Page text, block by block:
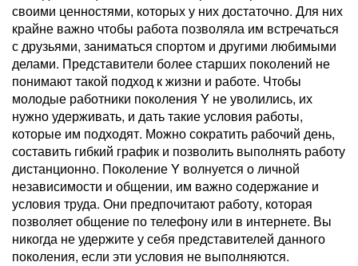
своими ценностями, которых у них достаточно. Для них
крайне важно чтобы работа позволяла им встречаться
с друзьями, заниматься спортом и другими любимыми
делами. Представители более старших поколений не
понимают такой подход к жизни и работе. Чтобы
молодые работники поколения Y не уволились, их
нужно удерживать, и дать такие условия работы,
которые им подходят. Можно сократить рабочий день,
составить гибкий график и позволить выполнять работу
дистанционно. Поколение Y волнуется о личной
независимости и общении, им важно содержание и
условия труда. Они предпочитают работу, которая
позволяет общение по телефону или в интернете. Вы
никогда не удержите у себя представителей данного
поколения, если эти условия не выполняются.